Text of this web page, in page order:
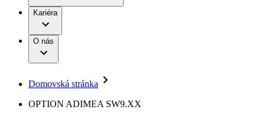
Terapie
Kontinencia a urológia
Liečba bolesti
Miniinvazívna chirurgia
B. Braun Avitum
Ochorenia
Služby pre pacientov
Práca a kariéra
Naša kultúra
Vaša príležitosť
Zodpovednosť
Médiá
Tlačové správy
Kariéra
O nás
Domovská stránka
OPTION ADIMEA SW9.XX